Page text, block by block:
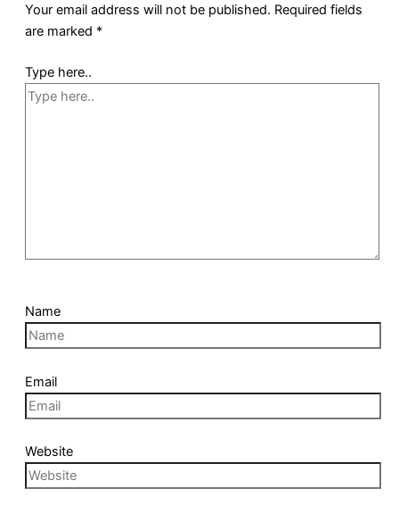
Your email address will not be published. Required fields
are marked *
Type here..
Name
Email
Website